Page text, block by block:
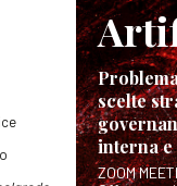
scelte
interna
ZOOM